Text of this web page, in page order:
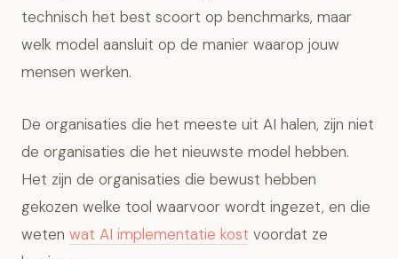
technisch het best scoort op benchmarks, maar
welk model aansluit op de manier waarop jouw
mensen werken.
De organisaties die het meeste uit AI halen, zijn niet
de organisaties die het nieuwste model hebben.
Het zijn de organisaties die bewust hebben
gekozen welke tool waarvoor wordt ingezet, en die
weten wat AI implementatie kost voordat ze